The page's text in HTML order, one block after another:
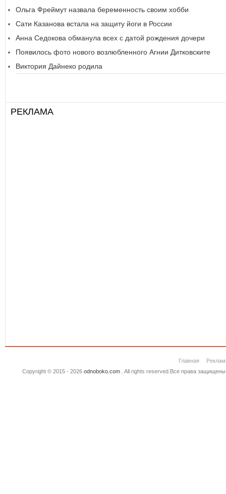
Ольга Фреймут назвала беременность своим хобби
Сати Казанова встала на защиту йоги в России
Анна Седокова обманула всех с датой рождения дочери
Появилось фото нового возлюбленного Агнии Дитковските
Виктория Дайнеко родила
РЕКЛАМА
Главная
Copyright © 2015 - 2026 odnoboko.com. All rights reserved.Все права защищены.